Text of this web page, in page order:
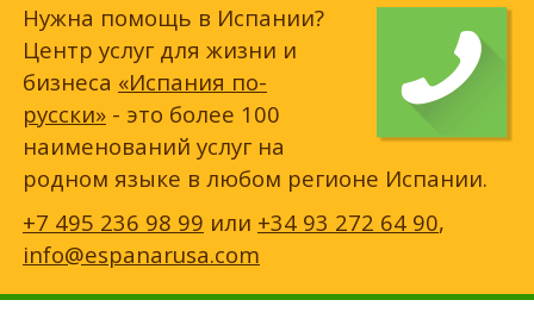
Нужна помощь в Испании?
Центр услуг для жизни и
бизнеса «Испания по-
русски» - это более 100
наименований услуг на
родном языке в любом регионе Испании.
+7 495 236 98 99 или +34 93 272 64 90,
info@espanarusa.com